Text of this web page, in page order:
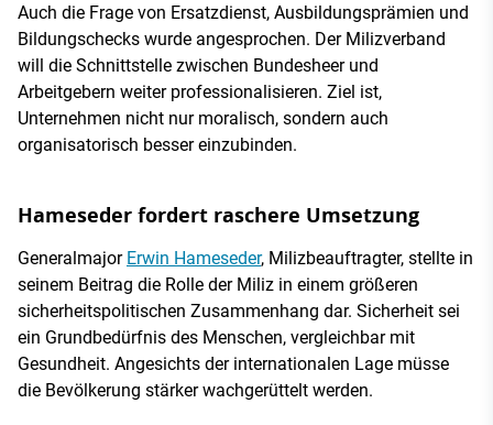
Auch die Frage von Ersatzdienst, Ausbildungsprämien und
Bildungschecks wurde angesprochen. Der Milizverband
will die Schnittstelle zwischen Bundesheer und
Arbeitgebern weiter professionalisieren. Ziel ist,
Unternehmen nicht nur moralisch, sondern auch
organisatorisch besser einzubinden.
Hameseder fordert raschere Umsetzung
Generalmajor Erwin Hameseder, Milizbeauftragter, stellte in
seinem Beitrag die Rolle der Miliz in einem größeren
sicherheitspolitischen Zusammenhang dar. Sicherheit sei
ein Grundbedürfnis des Menschen, vergleichbar mit
Gesundheit. Angesichts der internationalen Lage müsse
die Bevölkerung stärker wachgerüttelt werden.